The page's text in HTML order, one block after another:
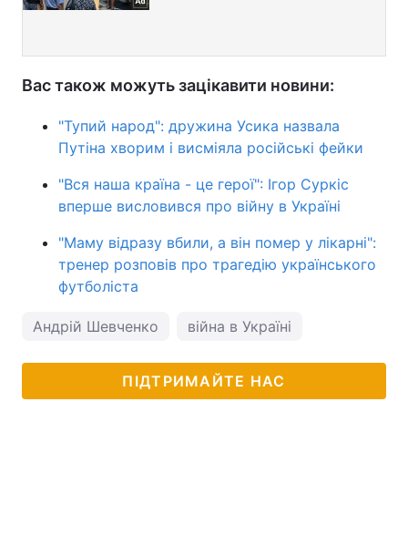
Вас також можуть зацікавити новини:
"Тупий народ": дружина Усика назвала
Путіна хворим і висміяла російські фейки
"Вся наша країна - це герої": Ігор Суркіс
вперше висловився про війну в Україні
"Маму відразу вбили, а він помер у лікарні":
тренер розповів про трагедію українського
футболіста
Андрій Шевченко війна в Україні
ПІДТРИМАЙТЕ НАС